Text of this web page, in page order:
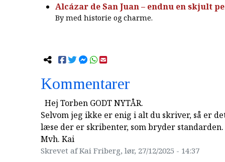
Alcázar de San Juan – endnu en skjult
By med historie og charme.
Kommentarer
Hej Torben GODT NYTÅR.
Selvom jeg ikke er enig i alt du skriver, så er
læse der er skribenter, som bryder standarden.
Mvh. Kai
Skrevet af Kai Friberg, lør, 27/12/2025 - 14:37